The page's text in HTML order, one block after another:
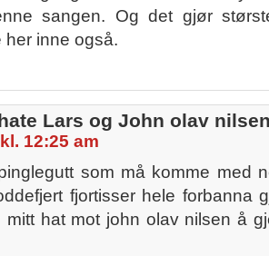
sangen. Og det gjør
her inne også.
Lars og John olav
12:25 am
som må komme med
fjortisser hele forbanna
mitt hat mot john olav nilsen å